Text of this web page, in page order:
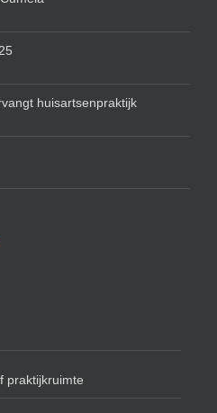
huisartsenpraktijk
praktijkruimte